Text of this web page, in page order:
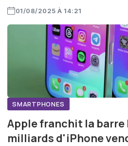
01/08/2025 À 14:21
SMARTPHONES
Apple franchit la barre
milliards d'iPhone